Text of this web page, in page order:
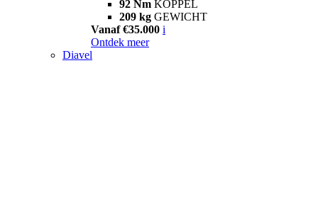
92 Nm KOPPEL
209 kg GEWICHT
Vanaf €35.000 i
Ontdek meer
Diavel